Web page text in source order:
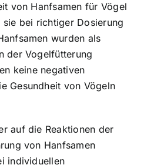
von Hanfsamen für Vögel
bei richtiger Dosierung
wurden als
der Vogelfütterung
keine negativen
Gesundheit von Vögeln
auf die Reaktionen der
von Hanfsamen
individuellen